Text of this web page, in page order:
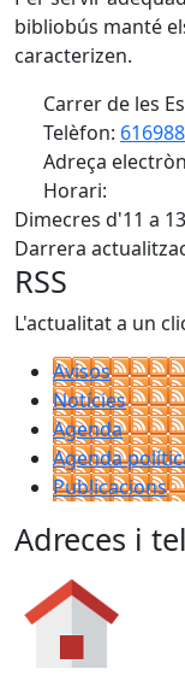
bibliobús manté
caracterizen.
Carrer de les
Telèfon:
Adreça
Horari:
Dimecres d'11 a
Darrera
RSS
L'actualitat a un
Avisos
Notícies
Agenda
Agenda
Publicacions
Adreces i